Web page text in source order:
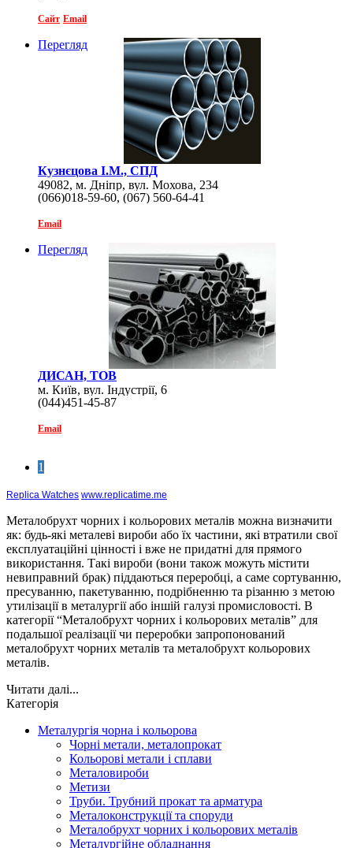
Сайт Email
Перегляд
Кузнєцова І.М., СПД
49082, м. Дніпр, вул. Мохова, 234
(066)018-59-60, (067) 560-64-41
Email
Перегляд
ДИСАН, ТОВ
м. Київ, вул. Індустрії, 6
(044)451-45-87
Email
1
Replica Watches www.replicatime.me
Металобрухт чорних і кольорових металів можна визначити
як: будь-які металеві вироби або їх частини, які втратили свої
експлуатаційні цінності і вже не придатні для прямого
використання. Такі вироби (вони також можуть містити
невиправний брак) піддаються переробці, а саме сортуванню,
пресуванню, пакетуванню, подрібненню та різанню з метою
утилізації в металургії або іншій галузі промисловості. В
категорії “Металобрухт чорних і кольорових металів” для
подальшої реалізації чи переробки запропонований
металобрухт чорних металів та металобрухт кольорових
металів.
Читати далі...
Категорія
Металургія чорна і кольорова
Чорні метали, металопрокат
Кольорові метали і сплави
Металовироби
Метизи
Труби. Трубний прокат та арматура
Металоконструкції та споруди
Металобрухт чорних і кольорових металів
Металургійне обладнання